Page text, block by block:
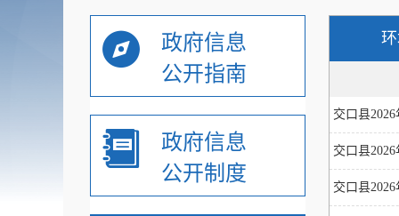
政府信息
公开指南
政府信息
公开制度
交口县
交口县
交口县